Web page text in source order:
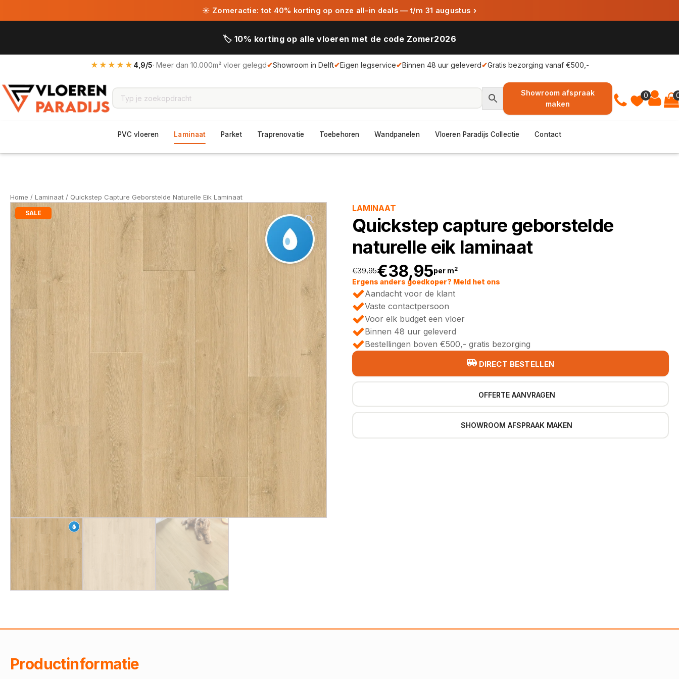
☀ Zomeractie: tot 40% korting op onze all-in deals — t/m 31 augustus ›
🏷️ 10% korting op alle vloeren met de code Zomer2026
★★★★★ 4,9/5· Meer dan 10.000m² vloer gelegd✔Showroom in Delft✔Eigen legservice✔Binnen 48 uur geleverd✔Gratis bezorging vanaf €500,-
0
Showroom afspraak
maken
PVC vloeren Laminaat Parket Traprenovatie Toebehoren Wandpanelen Vloeren Paradijs Collectie Contact
Home / Laminaat / Quickstep Capture Geborstelde Naturelle Eik Laminaat
SALE LAMINAAT
Quickstep capture geborstelde
naturelle eik laminaat
€39,95
Oorspronkelijke
prijs
was:
€39,95.
€38,95
Huidige
prijs
is:
€38,95.
per m2
Ergens anders goedkoper? Meld het ons
Aandacht voor de klant
Vaste contactpersoon
Voor elk budget een vloer
Binnen 48 uur geleverd
Bestellingen boven €500,- gratis bezorging
DIRECT BESTELLEN
OFFERTE AANVRAGEN
SHOWROOM AFSPRAAK MAKEN
Productinformatie